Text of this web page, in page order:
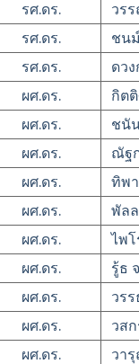
รศ.ดร.
วร
รศ.ดร.
ชน
รศ.ดร.
ดว
ผศ.ดร.
กิต
ผศ.ดร.
ชนั
ผศ.ดร.
ณัฐ
ผศ.ดร.
ทิพ
ผศ.ดร.
พัล
ผศ.ดร.
ไพ
ผศ.ดร.
รู้ธ
ผศ.ดร.
วร
ผศ.ดร.
วส
ผศ.ดร.
วา